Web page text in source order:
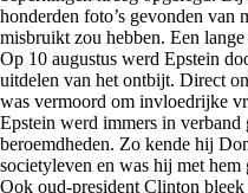
honderden foto’s gevonden van
misbruikt zou hebben. Een
Op 10 augustus werd Epstein
uitdelen van het ontbijt. Direct
was vermoord om invloedrijke
Epstein werd immers in verband
beroemdheden. Zo kende hij
societyleven en was hij met hem
Ook oud-president Clinton